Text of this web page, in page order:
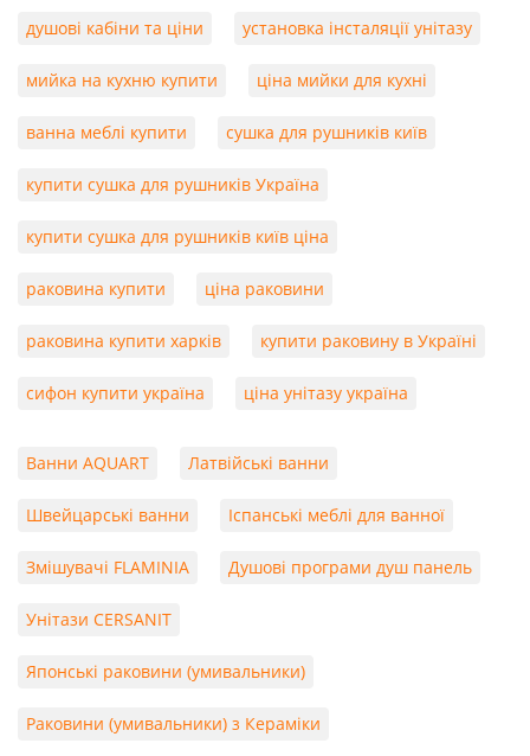
душові кабіни та ціни установка інсталяції унітазу
мийка на кухню купити ціна мийки для кухні
ванна меблі купити сушка для рушників київ
купити сушка для рушників Україна
купити сушка для рушників київ ціна
раковина купити ціна раковини
раковина купити харків купити раковину в Україні
сифон купити україна ціна унітазу україна
Ванни AQUART Латвійські ванни
Швейцарські ванни Іспанські меблі для ванної
Змішувачі FLAMINIA Душові програми душ панель
Унітази CERSANIT
Японські раковини (умивальники)
Раковини (умивальники) з Кераміки